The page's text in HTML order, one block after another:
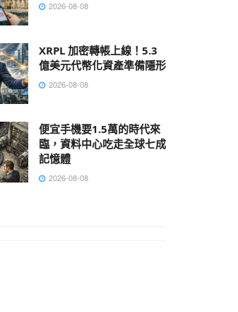
2026-08-08
XRPL 加密轉帳上線！5.3
億美元代幣化資產準備隱形
2026-08-08
便宜手機要1.5萬的時代來
臨，資料中心吃走全球七成
記憶體
2026-08-08